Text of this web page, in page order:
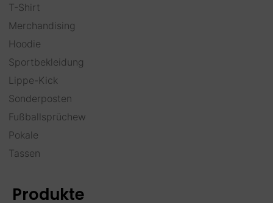
T-Shirt
Merchandising
Hoodie
Sportbekleidung
Lippe-Kick
Sonderposten
Fußballsprüchew
Pokale
Tassen
Produkte